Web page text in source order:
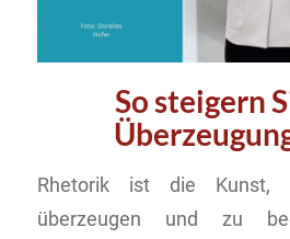
So steigern
Rhetorik ist die Kunst,
überzeugen und zu